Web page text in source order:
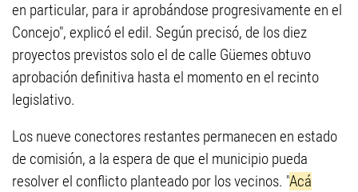
en particular, para ir aprobándose progresivamente en el
Concejo", explicó el edil. Según precisó, de los diez
proyectos previstos solo el de calle Güemes obtuvo
aprobación definitiva hasta el momento en el recinto
legislativo.
Los nueve conectores restantes permanecen en estado
de comisión, a la espera de que el municipio pueda
resolver el conflicto planteado por los vecinos. "Acá